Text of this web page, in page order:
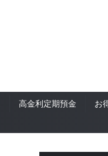
高金利定期預金
お